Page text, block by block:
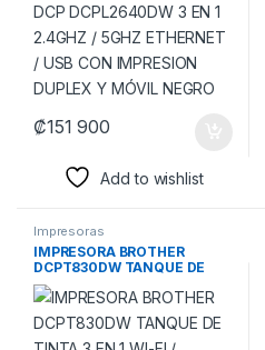
₡151 900
Add to wishlist
Impresoras
IMPRESORA BROTHER
DCPT830DW TANQUE DE
TINTA 3 EN 1 WI-FI /
ETHERNET / USB 2.0 /
AIRPRINT / MOPRIA DUPLEX
AUTOMÁTICO NEGRO